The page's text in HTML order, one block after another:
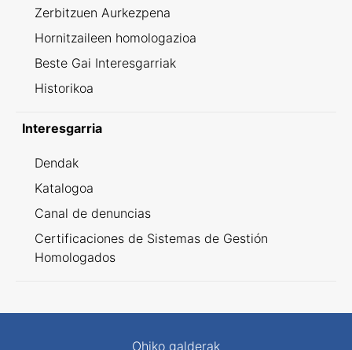
Zerbitzuen Aurkezpena
Hornitzaileen homologazioa
Beste Gai Interesgarriak
Historikoa
Interesgarria
Dendak
Katalogoa
Canal de denuncias
Certificaciones de Sistemas de Gestión
Homologados
Ohiko galderak